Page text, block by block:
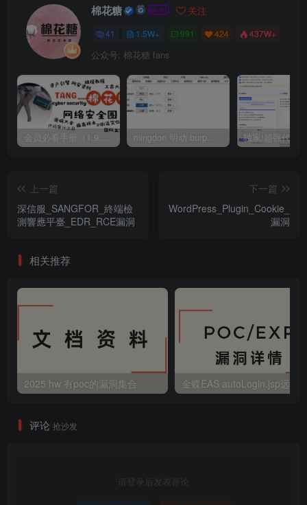
棉花糖 关注
41 1.5W+ 991 424 437W+
公众号: 棉花糖 fans
会员必看手册（1.9.0版本 26.4.5更新） mingdon 明动 burp插件0.2.6版本 本地时间校验去除版
上一篇
深信服_SANGFOR_終端檢
測響應平臺_EDR_RCE漏洞
下一篇
漏洞
相关推荐
2025 hw 有poc的漏洞集合
评论 抢沙发
请登录后发表评论